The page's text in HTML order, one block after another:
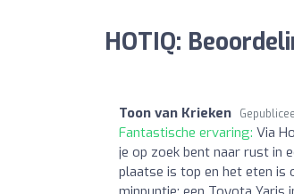
HOTIQ:
Toon van Krieken
Fantastische ervaring: Via
je op zoek bent naar rust in
plaatse is top en het eten is